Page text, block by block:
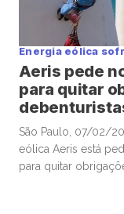
Energia eólica
Aeris pede
para quitar
São Paulo, 07/02/
eólica Aeris está
para quitar